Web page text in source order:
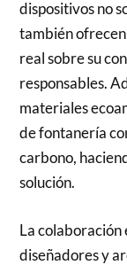
dispositivos no
también
real sobre su
responsables.
materiales
de fontanería
carbono,
solución.
La
diseñadores y